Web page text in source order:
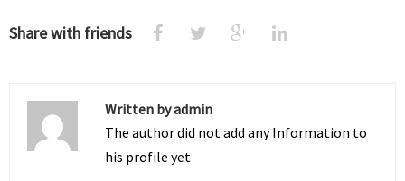
Share with friends
Written byadmin
The author did not add any Information to
his profile yet